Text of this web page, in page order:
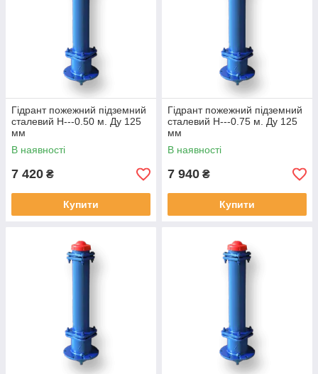
Гідрант пожежний підземний
сталевий H---0.50 м. Ду 125
мм
В наявності
7 420 ₴
Купити
Гідрант пожежний підземний
сталевий H---0.75 м. Ду 125
мм
В наявності
7 940 ₴
Купити